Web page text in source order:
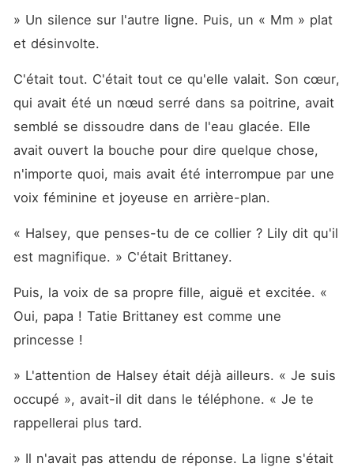
» Un silence sur l'autre ligne. Puis, un « Mm » plat
et désinvolte.
C'était tout. C'était tout ce qu'elle valait. Son cœur,
qui avait été un nœud serré dans sa poitrine, avait
semblé se dissoudre dans de l'eau glacée. Elle
avait ouvert la bouche pour dire quelque chose,
n'importe quoi, mais avait été interrompue par une
voix féminine et joyeuse en arrière-plan.
« Halsey, que penses-tu de ce collier ? Lily dit qu'il
est magnifique. » C'était Brittaney.
Puis, la voix de sa propre fille, aiguë et excitée. «
Oui, papa ! Tatie Brittaney est comme une
princesse !
» L'attention de Halsey était déjà ailleurs. « Je suis
occupé », avait-il dit dans le téléphone. « Je te
rappellerai plus tard.
» Il n'avait pas attendu de réponse. La ligne s'était